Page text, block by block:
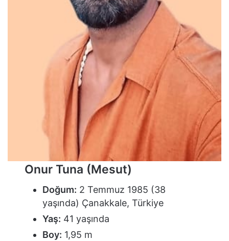
Onur Tuna (Mesut)
Doğum: 2 Temmuz 1985 (38
yaşında) Çanakkale, Türkiye
Yaş: 41 yaşında
Boy: 1,95 m